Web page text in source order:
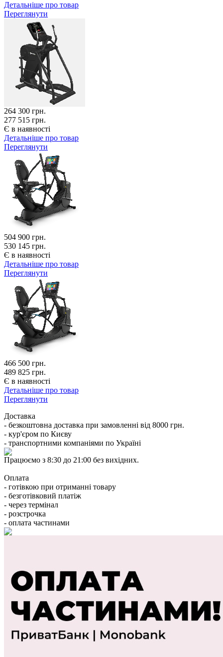
Детальніше про товар
Переглянути
264 300 грн.
277 515 грн.
Є в наявності
Детальніше про товар
Переглянути
504 900 грн.
530 145 грн.
Є в наявності
Детальніше про товар
Переглянути
466 500 грн.
489 825 грн.
Є в наявності
Детальніше про товар
Переглянути
Доставка
- безкоштовна доставка при замовленні від 8000 грн.
- кур'єром по Києву
- транспортними компаніями по Україні
Працюємо з 8:30 до 21:00 без вихідних.
Оплата
- готівкою при отриманні товару
- безготівковий платіж
- через термінал
- розстрочка
- оплата частинами